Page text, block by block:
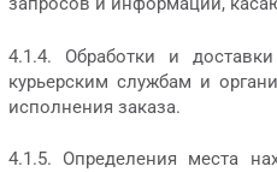
4.1.4. Обработки и
курьерским службам и
исполнения заказа.
4.1.5. Определения места